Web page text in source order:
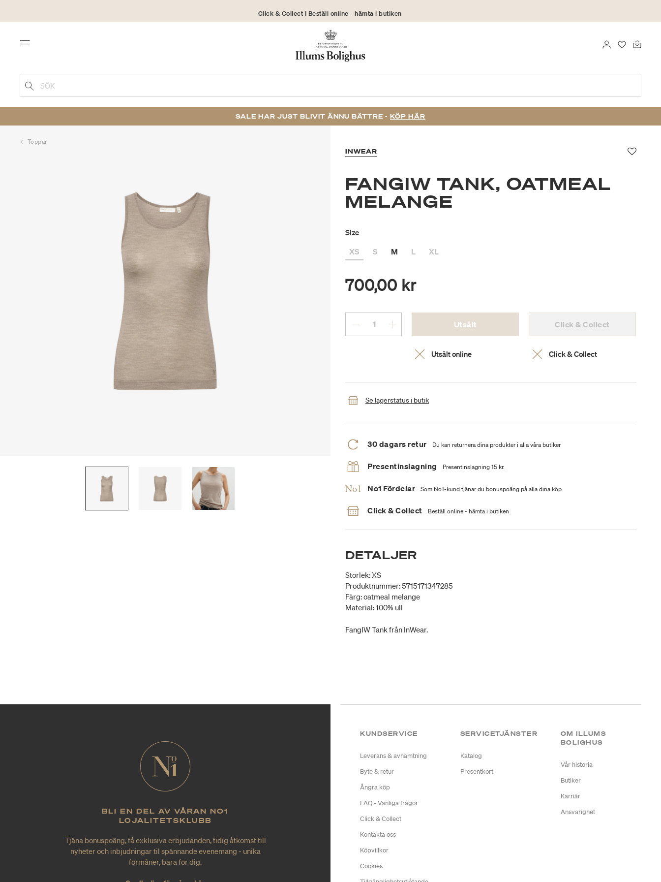
Click & Collect | Beställ online - hämta i butiken
30 dagars returrätt
Menu FAVORITER
LOGGA IN
SÖK
SALE HAR JUST BLIVIT ÄNNU BÄTTRE - KÖP HÄR
Toppar
INWEAR
FANGIW TANK, OATMEAL
MELANGE
Size
XS
S M L XL
700,00 kr
Utsålt Click & Collect
Utsålt online Click & Collect
Se lagerstatus i butik
30 dagars retur Du kan returnera dina produkter i alla våra butiker
Presentinslagning Presentinslagning 15 kr.
No1 Fördelar Som No1-kund tjänar du bonuspoäng på alla dina köp
Click & Collect Beställ online - hämta i butiken
DETALJER
Storlek: XS
Produktnummer: 5715171347285
Färg: oatmeal melange
Material: 100% ull
FangIW Tank från InWear.
BLI EN DEL AV VÅRAN NO1
LOJALITETSKLUBB
Tjäna bonuspoäng, få exklusiva erbjudanden, tidig åtkomst till
nyheter och inbjudningar til spännande evenemang - unika
förmåner, bara för dig.
KUNDSERVICE
Leverans & avhämtning
Byte & retur
Ångra köp
FAQ - Vanliga frågor
Click & Collect
Kontakta oss
Köpvillkor
Cookies
SERVICETJÄNSTER
Katalog
Presentkort
OM ILLUMS
BOLIGHUS
Vår historia
Butiker
Karriär
Ansvarighet